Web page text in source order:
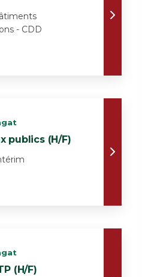
- CDD
publics (H/F)
(H/F)